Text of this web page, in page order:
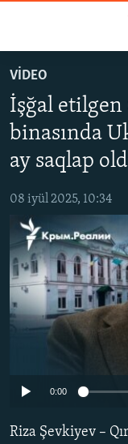
Esas
mündericege
qaytmaq
Baş
qaytmaq
qaytmaq
SİYASET
İQTİSADİYAT
CEMİYET
MEDENİYET
İNSAN AQLARI
VİDEO
SÜRET
BLOGLAR
Русский
Українською
VİDEO
İşğal etilgen
binasında
ay saqlap
08 iyül 2025, 10:34
No
0:00
Riza Şevkiyev –